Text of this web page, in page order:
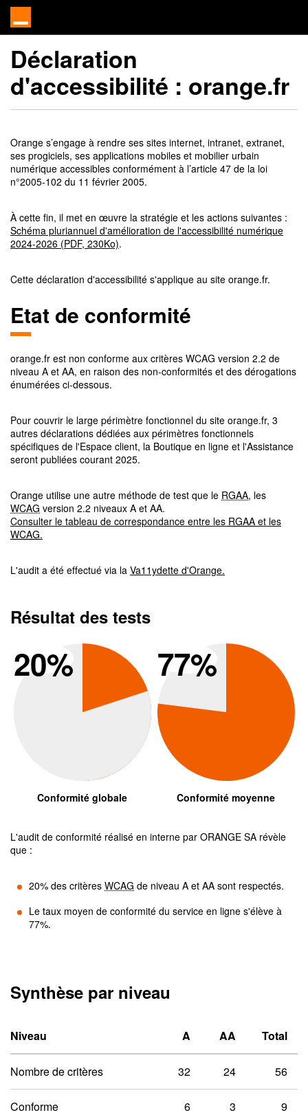
Déclaration
d'accessibilité : orange.fr
Orange s’engage à rendre ses sites internet, intranet, extranet,
ses progiciels, ses applications mobiles et mobilier urbain
numérique accessibles conformément à l’article 47 de la loi
n°2005-102 du 11 février 2005.
À cette fin, il met en œuvre la stratégie et les actions suivantes :
Schéma pluriannuel d'amélioration de l'accessibilité numérique
2024-2026 (PDF, 230Ko).
Cette déclaration d'accessibilité s'applique au site orange.fr.
Etat de conformité
orange.fr est non conforme aux critères WCAG version 2.2 de
niveau A et AA, en raison des non-conformités et des dérogations
énumérées ci-dessous.
Pour couvrir le large périmètre fonctionnel du site orange.fr, 3
autres déclarations dédiées aux périmètres fonctionnels
spécifiques de l'Espace client, la Boutique en ligne et l'Assistance
seront publiées courant 2025.
Orange utilise une autre méthode de test que le RGAA, les
WCAG version 2.2 niveaux A et AA.
Consulter le tableau de correspondance entre les RGAA et les
WCAG.
L'audit a été effectué via la Va11ydette d'Orange.
Résultat des tests
Conformité
20%
Conformité globale
77%
Conformité moyenne
L'audit de conformité réalisé en interne par ORANGE SA révèle
que :
20% des critères WCAG de niveau A et AA sont respectés.
Le taux moyen de conformité du service en ligne s'élève à
77%.
Synthèse par niveau
Niveau A Niveau un A
AA Niveau deux
Total
Nombre de critères 32 24 56
Conforme 6 3 9